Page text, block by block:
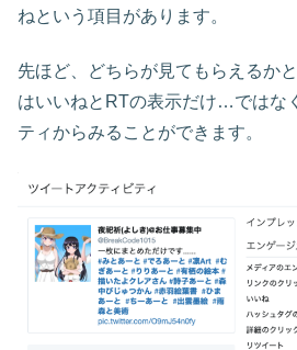
ねという項目があります。
先ほど、どちらが見てもらえるか
はいいねとRTの表示だけ…ではな
ティからみることができます。